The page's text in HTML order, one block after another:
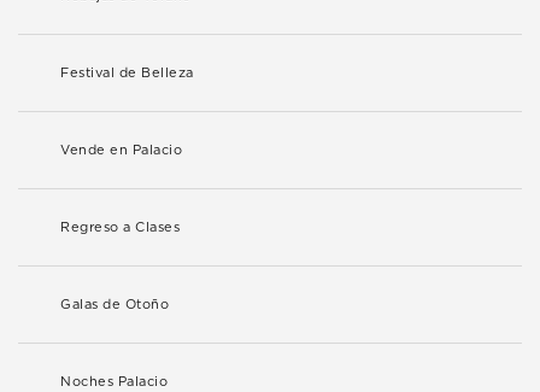
Festival de Belleza
Vende en Palacio
Regreso a Clases
Galas de Otoño
Noches Palacio